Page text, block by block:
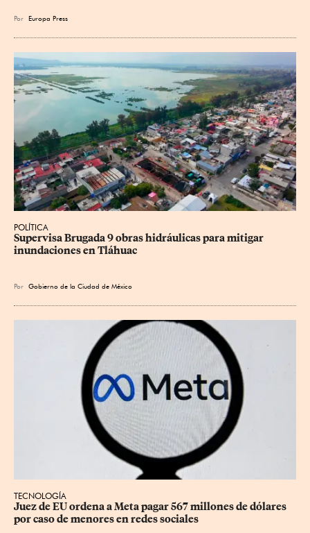
Por Europa Press
POLÍTICA
Supervisa Brugada 9 obras hidráulicas para mitigar
inundaciones en Tláhuac
Por Gobierno de la Ciudad de México
TECNOLOGÍA
Juez de EU ordena a Meta pagar 567 millones de dólares
por caso de menores en redes sociales